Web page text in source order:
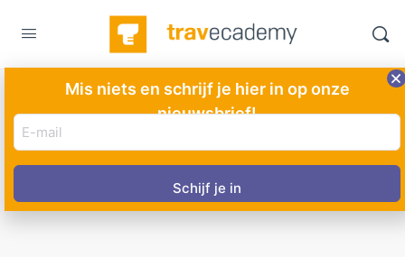
Zakenreizen
Mis niets en schrijf je hier in op onze
nieuwsbrief!
E-
mail
adres